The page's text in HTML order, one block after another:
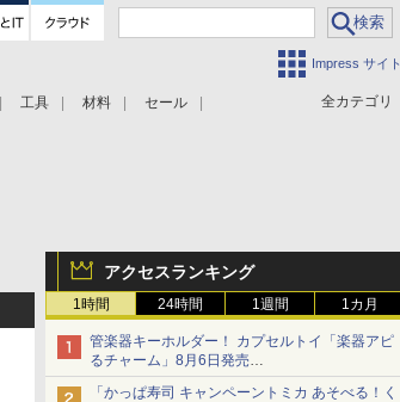
Impress サイト
全カテゴリ
工具 材料 セール
アクセスランキング
1時間 24時間 1週間 1カ月
管楽器キーホルダー！ カプセルトイ「楽器アピ
るチャーム」8月6日発売
チューバ、テナサクなど5種各3色
「かっぱ寿司 キャンペーントミカ あそべる！く